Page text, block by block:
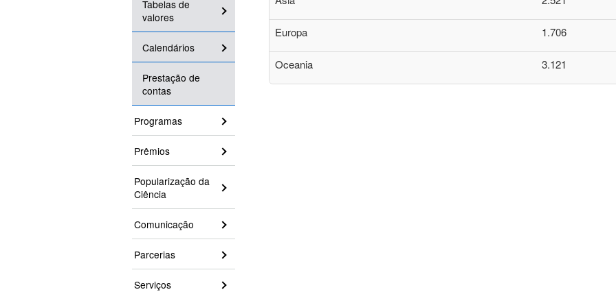
Tabelas de
valores
Calendários
Prestação de
contas
Programas
Prêmios
Popularização da
Ciência
Comunicação
Parcerias
Serviços
Europa 1.706
Oceania 3.121